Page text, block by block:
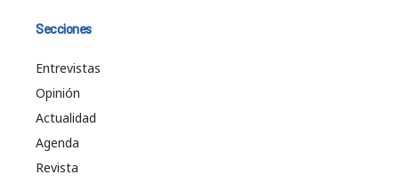
Secciones
Entrevistas
Opinión
Actualidad
Agenda
Revista